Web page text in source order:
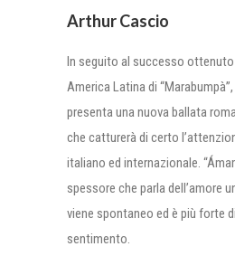
Arthur Cascio
In seguito al successo ottenuto
America Latina di
presenta una nuova ballata
che catturerà di certo
italiano ed internazionale.
spessore che parla dell’amore
viene spontaneo ed è più forte
sentimento.